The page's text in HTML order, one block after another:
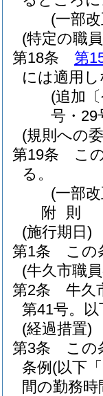
(一部
(特定の職
第18条
第
には適用
(追加
号・29
(規則への
第19条
こ
る。
(一部
附 則
(施行期日)
第1条
この
(牛久市職
第2条
牛久
第41号。
(経過措置)
第3条
この
条例 (以下
間の勤務